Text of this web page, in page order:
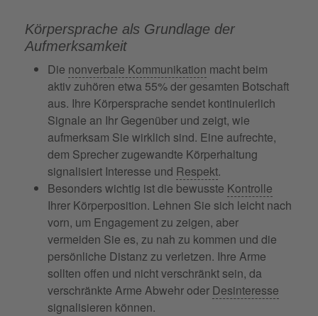
Körpersprache als Grundlage der
Aufmerksamkeit
Die nonverbale Kommunikation macht beim
aktiv zuhören etwa 55% der gesamten Botschaft
aus. Ihre Körpersprache sendet kontinuierlich
Signale an Ihr Gegenüber und zeigt, wie
aufmerksam Sie wirklich sind. Eine aufrechte,
dem Sprecher zugewandte Körperhaltung
signalisiert Interesse und Respekt.
Besonders wichtig ist die bewusste Kontrolle
Ihrer Körperposition. Lehnen Sie sich leicht nach
vorn, um Engagement zu zeigen, aber
vermeiden Sie es, zu nah zu kommen und die
persönliche Distanz zu verletzen. Ihre Arme
sollten offen und nicht verschränkt sein, da
verschränkte Arme Abwehr oder Desinteresse
signalisieren können.